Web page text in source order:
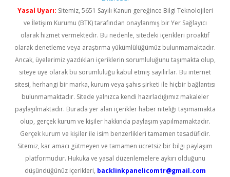
Yasal Uyarı: Sitemiz, 5651 Sayılı Kanun gereğince Bilgi Teknolojileri
ve İletişim Kurumu (BTK) tarafından onaylanmış bir Yer Sağlayıcı
olarak hizmet vermektedir. Bu nedenle, sitedeki içerikleri proaktif
olarak denetleme veya araştırma yükümlülüğümüz bulunmamaktadır.
Ancak, üyelerimiz yazdıkları içeriklerin sorumluluğunu taşımakta olup,
siteye üye olarak bu sorumluluğu kabul etmiş sayılırlar. Bu internet
sitesi, herhangi bir marka, kurum veya şahıs şirketi ile hiçbir bağlantısı
bulunmamaktadır. Sitede yalnızca kendi hazırladığımız makaleler
paylaşılmaktadır. Burada yer alan içerikler haber niteliği taşımamakta
olup, gerçek kurum ve kişiler hakkında paylaşım yapılmamaktadır.
Gerçek kurum ve kişiler ile isim benzerlikleri tamamen tesadüfidir.
Sitemiz, kar amacı gütmeyen ve tamamen ücretsiz bir bilgi paylaşım
platformudur. Hukuka ve yasal düzenlemelere aykırı olduğunu
düşündüğünüz içerikleri, backlinkpanelicomtr@gmail.com